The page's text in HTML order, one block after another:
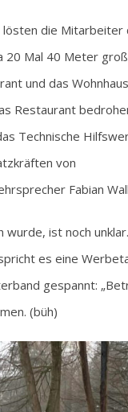
lösten die Mitarbeiter
20 Mal 40 Meter
und das
Restaurant
Technische
von
Fabian
ist noch unklar.
es eine
gespannt:
(büh)